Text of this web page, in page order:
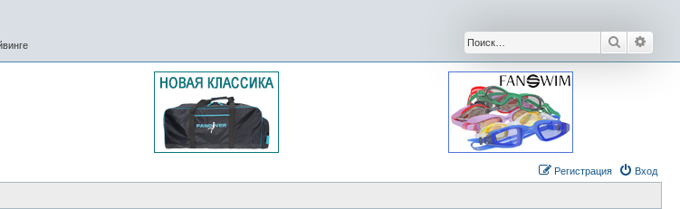
Поиск
Вход
Регистрация